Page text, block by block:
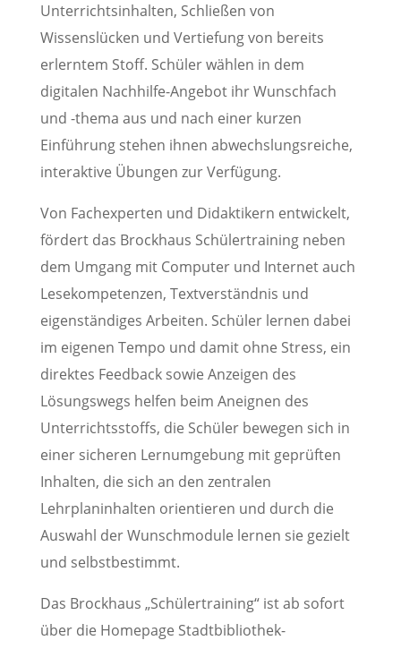
Unterrichtsinhalten, Schließen von
Wissenslücken und Vertiefung von bereits
erlerntem Stoff. Schüler wählen in dem
digitalen Nachhilfe-Angebot ihr Wunschfach
und -thema aus und nach einer kurzen
Einführung stehen ihnen abwechslungsreiche,
interaktive Übungen zur Verfügung.
Von Fachexperten und Didaktikern entwickelt,
fördert das Brockhaus Schülertraining neben
dem Umgang mit Computer und Internet auch
Lesekompetenzen, Textverständnis und
eigenständiges Arbeiten. Schüler lernen dabei
im eigenen Tempo und damit ohne Stress, ein
direktes Feedback sowie Anzeigen des
Lösungswegs helfen beim Aneignen des
Unterrichtsstoffs, die Schüler bewegen sich in
einer sicheren Lernumgebung mit geprüften
Inhalten, die sich an den zentralen
Lehrplaninhalten orientieren und durch die
Auswahl der Wunschmodule lernen sie gezielt
und selbstbestimmt.
Das Brockhaus „Schülertraining“ ist ab sofort
über die Homepage Stadtbibliothek-